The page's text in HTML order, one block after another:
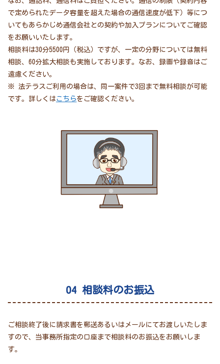
で定められたデータ容量を超えた場合の通信速度が低下）等につ
いてもあらかじめ通信会社との契約や加入プランについてご確認
をお願いいたします。
相談料は30分5500円（税込）ですが、一定の分野については無料
相談、60分拡大相談も実施しております。なお、録画や録音はご
遠慮ください。
※ 法テラスご利用の場合は、同一案件で3回まで無料相談が可能
です。詳しくは こちらをご確認ください。
04 相談料のお振込
ご相談終了後に請求書を郵送あるいはメールにてお渡しいたしま
すので、当事務所指定の口座まで相談料のお振込をお願いしま
す。